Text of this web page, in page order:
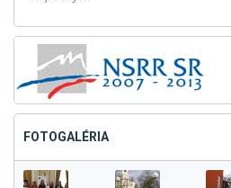
FOTOGALÉRIA